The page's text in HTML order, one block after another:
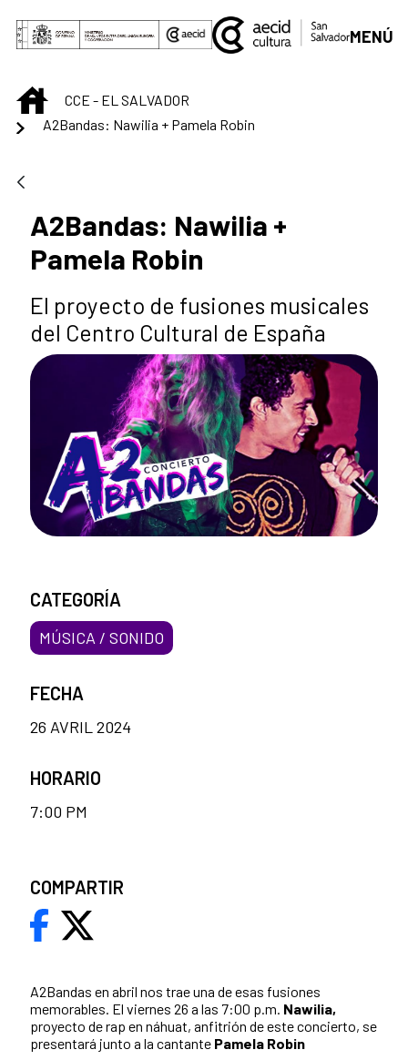
Saut au contenu principal
MENÚ
INICIOCCE - EL SALVADOR
A2Bandas: Nawilia + Pamela Robin
A2Bandas: Nawilia +
Pamela Robin
El proyecto de fusiones musicales
del Centro Cultural de España
A2Bandas en abril nos trae una de esas fusiones
memorables. El viernes 26 a las 7:00 p.m. Nawilia,
proyecto de rap en náhuat, anfitrión de este concierto, se
presentará junto a la cantante Pamela Robin
CATEGORÍA
MÚSICA / SONIDO
FECHA
26 AVRIL 2024
HORARIO
7:00 PM
COMPARTIR